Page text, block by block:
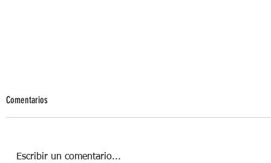
Comentarios
Escribir un comentario...